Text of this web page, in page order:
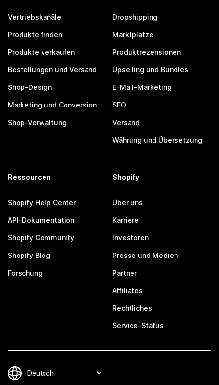
Vertriebskanäle
Produkte finden
Produkte verkaufen
Bestellungen und Versand
Shop-Design
Marketing und Conversion
Shop-Verwaltung
Dropshipping
Marktplätze
Produktrezensionen
Upselling und Bundles
E-Mail-Marketing
SEO
Versand
Währung und Übersetzung
Ressourcen
Shopify Help Center
API-Dokumentation
Shopify Community
Shopify Blog
Forschung
Shopify
Über uns
Karriere
Investoren
Presse und Medien
Partner
Affiliates
Rechtliches
Service-Status